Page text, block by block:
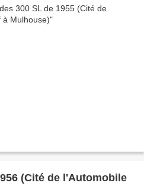
(Cité de l'Automobile